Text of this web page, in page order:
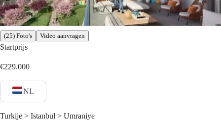
(25) Foto's Video aanvragen
Startprijs
€229.000
NL
Turkije > Istanbul > Umraniye